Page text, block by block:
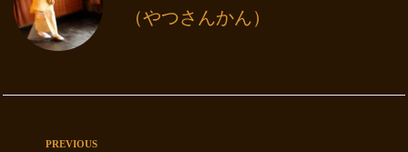
（やつさんかん）
PREVIOUS